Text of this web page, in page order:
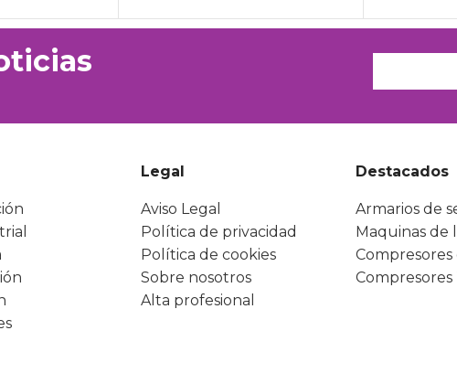
Legal
Aviso Legal
Política de privacidad
Política de cookies
Sobre nosotros
Alta profesional
Destacados
Armarios de
Maquinas de
Compresores